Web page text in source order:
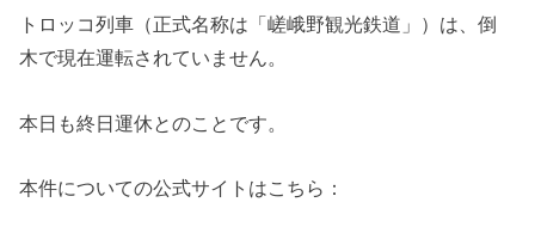
トロッコ列車（正式名称は「嵯峨野観光鉄道」）は、倒
木で現在運転されていません。
本日も終日運休とのことです。
本件についての公式サイトはこちら：